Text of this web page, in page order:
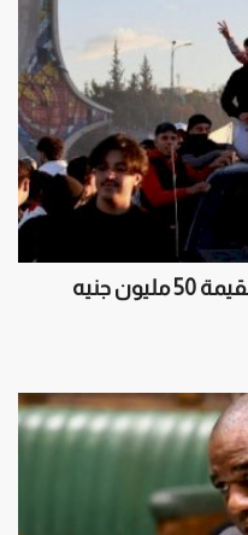
بريطانيا تعلن مساعدات لسوريا بقيمة 50 مليون جنيه